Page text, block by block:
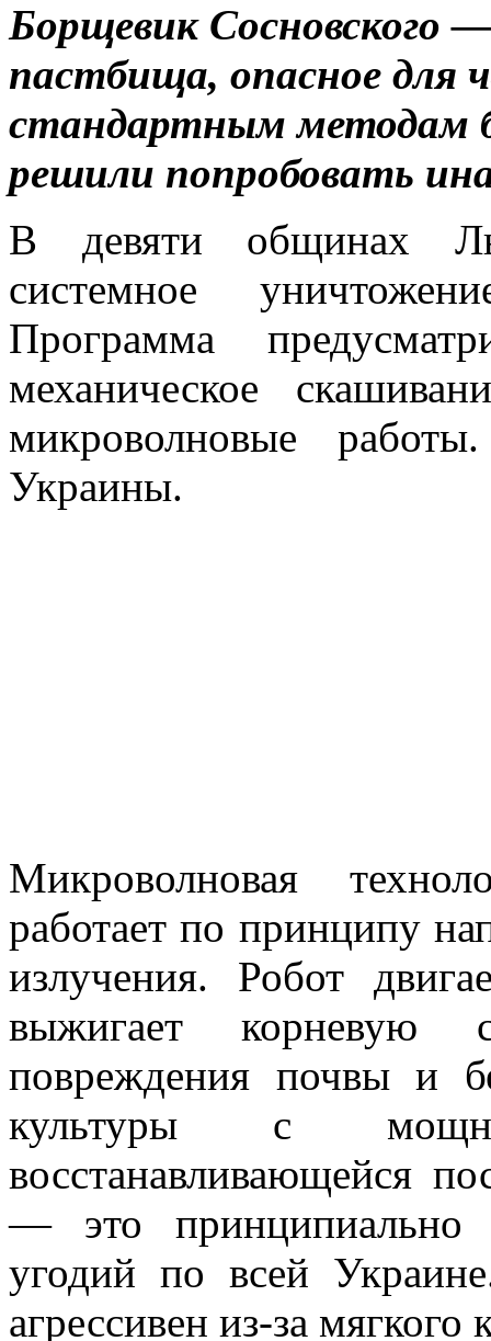
Борщевик Сосновского
пастбища, опасное для
стандартным методам
решили попробовать
В девяти общинах
системное
Программа
механическое
микроволновые
Украины.
Микроволновая
работает по принципу
излучения. Робот
выжигает корневую
повреждения почвы и
культуры с
восстанавливающейся
— это принципиально
угодий по всей
агрессивен из-за